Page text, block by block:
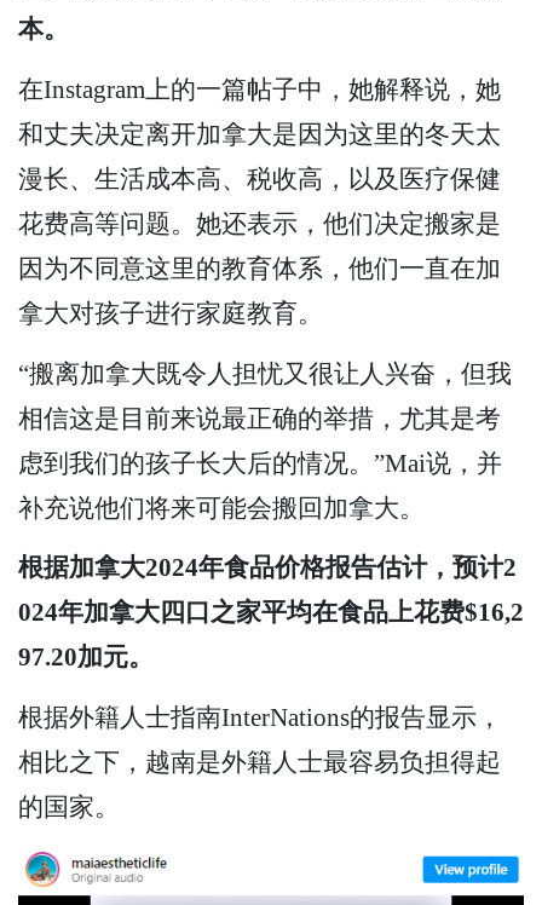
本。
在Instagram上的一篇帖子中，她解释说，她
和丈夫决定离开加拿大是因为这里的冬天太
漫长、生活成本高、税收高，以及医疗保健
花费高等问题。她还表示，他们决定搬家是
因为不同意这里的教育体系，他们一直在加
拿大对孩子进行家庭教育。
“搬离加拿大既令人担忧又很让人兴奋，但我
相信这是目前来说最正确的举措，尤其是考
虑到我们的孩子长大后的情况。”Mai说，并
补充说他们将来可能会搬回加拿大。
根据加拿大2024年食品价格报告估计，预计2
024年加拿大四口之家平均在食品上花费$16,2
97.20加元。
根据外籍人士指南InterNations的报告显示，
相比之下，越南是外籍人士最容易负担得起
的国家。